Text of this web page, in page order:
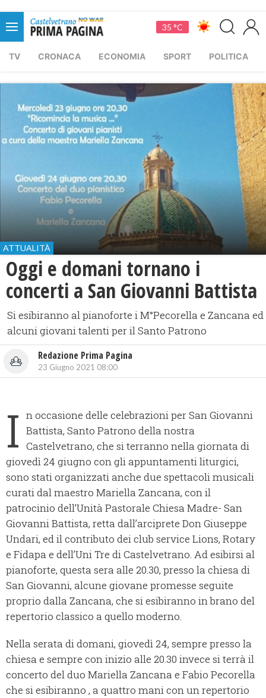
35 °C
TV CRONACA ECONOMIA SPORT POLITICA
ATTUALITÀ
Oggi e domani tornano i
concerti a San Giovanni Battista
Si esibiranno al pianoforte i M°Pecorella e Zancana ed
alcuni giovani talenti per il Santo Patrono
Redazione Prima Pagina
23 Giugno 2021 08:00
I n occasione delle celebrazioni per San Giovanni
Battista, Santo Patrono della nostra
Castelvetrano, che si terranno nella giornata di
giovedì 24 giugno con gli appuntamenti liturgici,
sono stati organizzati anche due spettacoli musicali
curati dal maestro Mariella Zancana, con il
patrocinio dell’Unità Pastorale Chiesa Madre- San
Giovanni Battista, retta dall’arciprete Don Giuseppe
Undari, ed il contributo dei club service Lions, Rotary
e Fidapa e dell’Uni Tre di Castelvetrano. Ad esibirsi al
pianoforte, questa sera alle 20.30, presso la chiesa di
San Giovanni, alcune giovane promesse seguite
proprio dalla Zancana, che si esibiranno in brano del
repertorio classico a quello moderno.
Nella serata di domani, giovedì 24, sempre presso la
chiesa e sempre con inizio alle 20.30 invece si terrà il
concerto del duo Mariella Zancana e Fabio Pecorella
che si esibiranno , a quattro mani con un repertorio